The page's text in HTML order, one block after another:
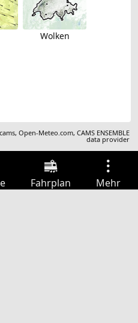
Wolken
,Open-Meteo.com,CAMS ENSEMBLE
data provider
Fahrplan Mehr